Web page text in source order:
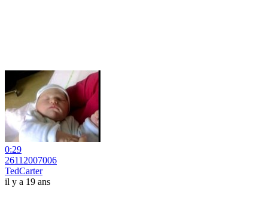
0:29
26112007006
TedCarter
il y a 19 ans